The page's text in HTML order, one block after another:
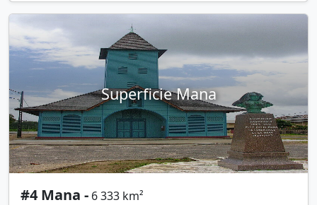
Superficie Mana
#4 Mana - 6 333 km²